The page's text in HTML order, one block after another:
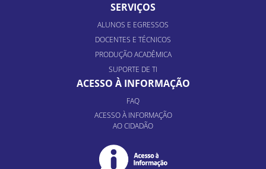
SERVIÇOS
ALUNOS E EGRESSOS
DOCENTES E TÉCNICOS
PRODUÇÃO ACADÊMICA
SUPORTE DE TI
ACESSO À INFORMAÇÃO
FAQ
ACESSO À INFORMAÇÃO
AO CIDADÃO